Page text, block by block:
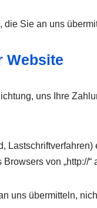
Sie an uns
Website
uns Ihre
von „http://
uns übermitteln,